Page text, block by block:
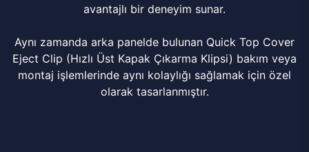
avantajlı bir deneyim sunar.
Aynı zamanda arka panelde bulunan Quick Top Cover
Eject Clip (Hızlı Üst Kapak Çıkarma Klipsi) bakım veya
montaj işlemlerinde aynı kolaylığı sağlamak için özel
olarak tasarlanmıştır.